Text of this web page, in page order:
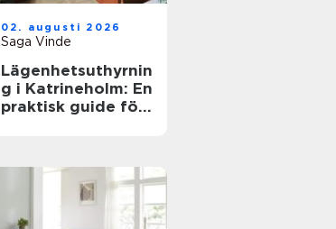
02. augusti 2026
Saga Vinde
Lägenhetsuthyrnin
g i Katrineholm: En
praktisk guide för